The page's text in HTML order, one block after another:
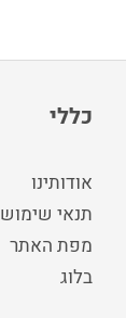
כללי
אודותינו
תנאי שימוש
מפת האתר
בלוג